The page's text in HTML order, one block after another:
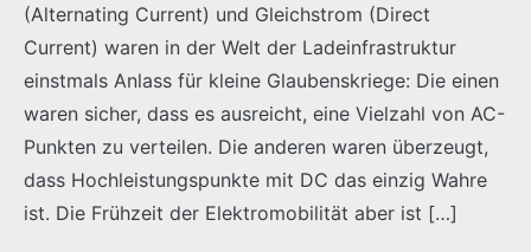
(Alternating Current) und Gleichstrom (Direct
Current) waren in der Welt der Ladeinfrastruktur
einstmals Anlass für kleine Glaubenskriege: Die einen
waren sicher, dass es ausreicht, eine Vielzahl von AC-
Punkten zu verteilen. Die anderen waren überzeugt,
dass Hochleistungspunkte mit DC das einzig Wahre
ist. Die Frühzeit der Elektromobilität aber ist […]